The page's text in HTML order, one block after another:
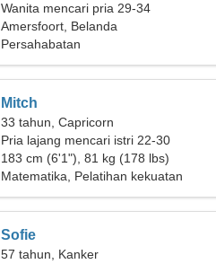
Wanita mencari pria 29-34
Amersfoort, Belanda
Persahabatan
Mitch
33 tahun, Capricorn
Pria lajang mencari istri 22-30
183 cm (6'1"), 81 kg (178 lbs)
Matematika, Pelatihan kekuatan
Sofie
57 tahun, Kanker